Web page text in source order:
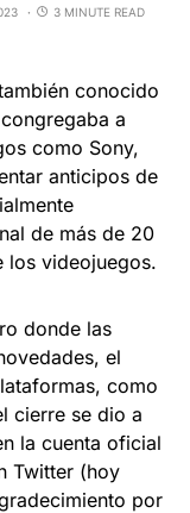
3 MINUTE READ
conocido
a
como Sony,
anticipos de
de más de 20
los videojuegos.
donde las
el
como
cierre se dio a
la cuenta oficial
Twitter (hoy
por